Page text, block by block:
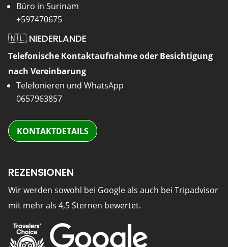
Büro in Surinam
+597470675
🇳🇱 NIEDERLANDE
Telefonische Kontaktaufnahme oder Besichtigung
nach Vereinbarung
Telefonieren und WhatsApp
0657963857
KONTAKTDETAILS
REZENSIONEN
Wir werden sowohl bei Google als auch bei Tripadvisor
mit mehr als 4,5 Sternen bewertet.